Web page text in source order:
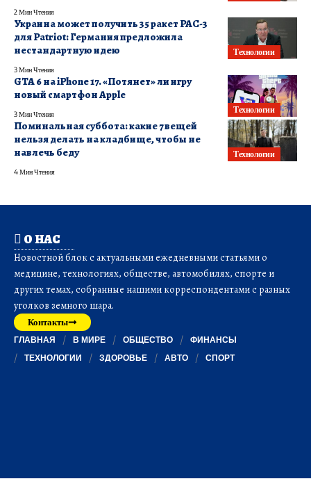
2 Мин Чтения
Технологии
Украина может получить 35 ракет PAC-3
для Patriot: Германия предложила
нестандартную идею
3 Мин Чтения
Технологии
GTA 6 на iPhone 17. «Потянет» ли игру
новый смартфон Apple
3 Мин Чтения
Технологии
Поминальная суббота: какие 7 вещей
нельзя делать на кладбище, чтобы не
навлечь беду
4 Мин Чтения
О НАС
Новостной блок с актуальными ежедневными статьями о
медицине, технологиях, обществе, автомобилях, спорте и
других темах, собранные нашими корреспондентами с разных
уголков земного шара.
Контакты
ГЛАВНАЯ В МИРЕ ОБЩЕСТВО
ФИНАНСЫ
ТЕХНОЛОГИИ
ЗДОРОВЬЕ АВТО СПОРТ